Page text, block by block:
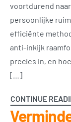
voortdurend
persoonlijke
efficiënte
anti-inkijk
precies in, en
[…]
CONTINUE